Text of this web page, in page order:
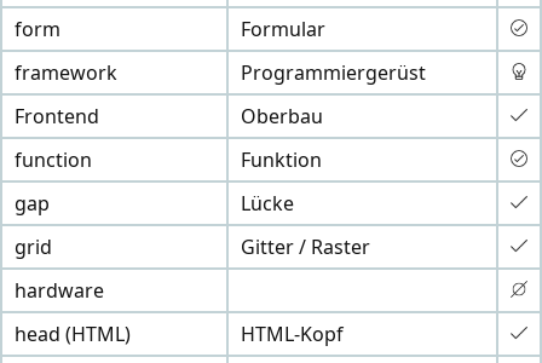
form
Formular
framework
Programmiergerüst
Frontend
Oberbau
function
Funktion
gap
Lücke
grid
Gitter / Raster
hardware
head (HTML)
HTML-Kopf